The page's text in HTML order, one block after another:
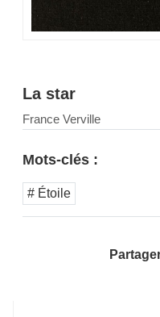
La star
France Verville
Mots-clés :
# Étoile